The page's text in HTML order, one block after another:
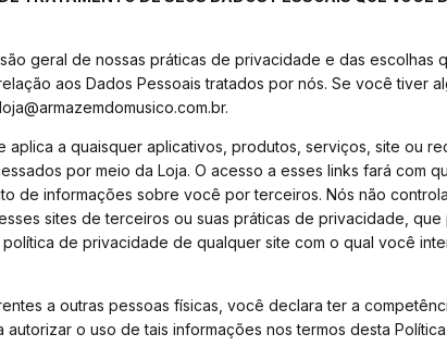
geral de nossas práticas de privacidade e das escolhas
aos Dados Pessoais tratados por nós. Se você tiver
loja@armazemdomusico.com.br.
aplica a quaisquer aplicativos, produtos, serviços, site ou
por meio da Loja. O acesso a esses links fará com
de informações sobre você por terceiros. Nós não
sites de terceiros ou suas práticas de privacidade,
de privacidade de qualquer site com o qual você
a outras pessoas físicas, você declara ter a
o uso de tais informações nos termos desta